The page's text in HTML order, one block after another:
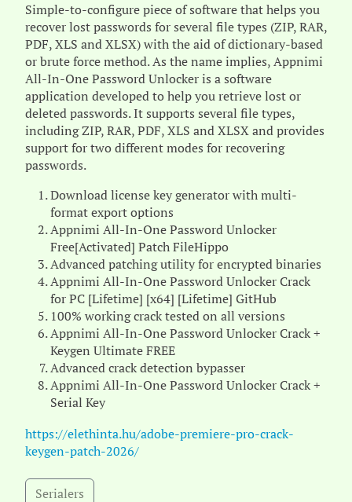
Simple-to-configure piece of software that helps you
recover lost passwords for several file types (ZIP, RAR,
PDF, XLS and XLSX) with the aid of dictionary-based
or brute force method. As the name implies, Appnimi
All-In-One Password Unlocker is a software
application developed to help you retrieve lost or
deleted passwords. It supports several file types,
including ZIP, RAR, PDF, XLS and XLSX and provides
support for two different modes for recovering
passwords.
Download license key generator with multi-
format export options
Appnimi All-In-One Password Unlocker
Free[Activated] Patch FileHippo
Advanced patching utility for encrypted binaries
Appnimi All-In-One Password Unlocker Crack
for PC [Lifetime] [x64] [Lifetime] GitHub
100% working crack tested on all versions
Appnimi All-In-One Password Unlocker Crack +
Keygen Ultimate FREE
Advanced crack detection bypasser
Appnimi All-In-One Password Unlocker Crack +
Serial Key
https://elethinta.hu/adobe-premiere-pro-crack-
keygen-patch-2026/
Serialers